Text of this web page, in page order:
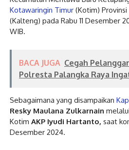
Kotawaringin Timur (Kotim)
(Kalteng) pada Rabu 11 Desember
WIB.
BACA JUGA Cegah
Polresta Palangka Raya
Sebagaimana yang disampaikan
Resky Maulana Zulkarnain
Kotim AKP Iyudi Hartanto, saat
Desember 2024.